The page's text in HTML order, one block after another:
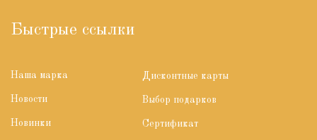
Быстрые ссылки
Наша марка
Новости
Новинки
Дисконтные карты
Выбор подарков
Сертификат